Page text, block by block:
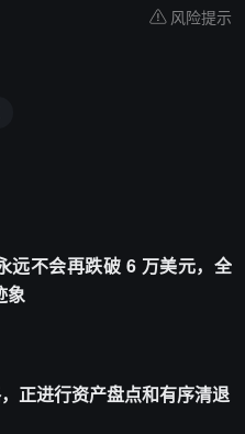
风险提示
远不会再跌破 6 万美元，全
象
正进行资产盘点和有序清退